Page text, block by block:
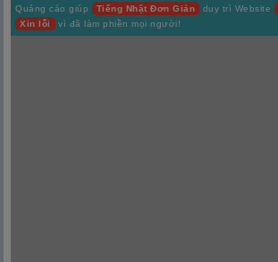
Quảng cáo giúp Tiếng Nhật Đơn Giản duy trì Website
Xin lỗi
vì đã làm phiền mọi người!